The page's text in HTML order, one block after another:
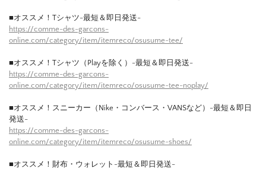
■オススメ！Tシャツ-最短＆即日発送-
https://comme-des-garcons-
online.com/category/item/itemreco/osusume-tee/
■オススメ！Tシャツ（Playを除く）-最短＆即日発送-
https://comme-des-garcons-
online.com/category/item/itemreco/osusume-tee-noplay/
■オススメ！スニーカー（Nike・コンバース・VANSなど）-最短＆即日
発送-
https://comme-des-garcons-
online.com/category/item/itemreco/osusume-shoes/
■オススメ！財布・ウォレット-最短＆即日発送-